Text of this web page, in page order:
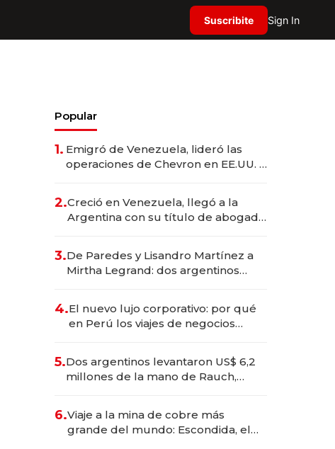
Suscribite Sign In
Popular
1. Emigró de Venezuela, lideró las
operaciones de Chevron en EE.UU. y
2.Creció en Venezuela, llegó a la
Argentina con su título de abogado
marcas "fast premium"
3.De Paredes y Lisandro Martínez a
Mirtha Legrand: dos argentinos
4.El nuevo lujo corporativo: por qué
en Perú los viajes de negocios
transformadoras
5.Dos argentinos levantaron US$ 6,2
millones de la mano de Rauch,
6.Viaje a la mina de cobre más
grande del mundo: Escondida, el